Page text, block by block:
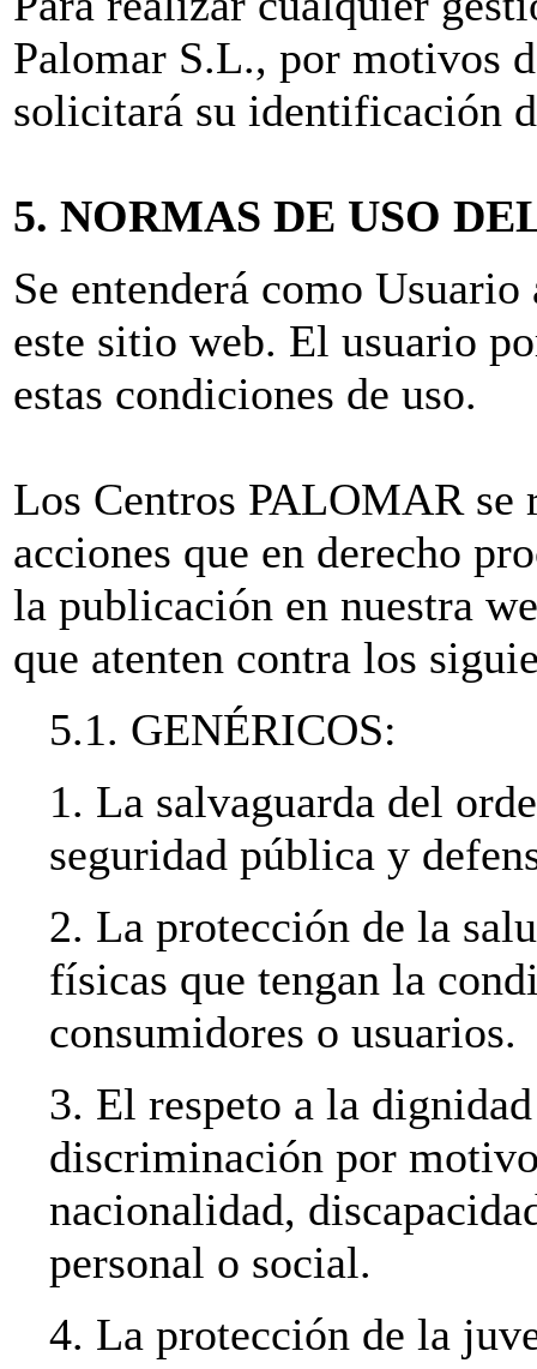
Palomar S.L., por motivos
solicitará su identificación
5. NORMAS DE USO
Se entenderá como
este sitio web. El usuario
estas condiciones de uso.
Los Centros PALOMAR se
acciones que en derecho
la publicación en nuestra
que atenten contra los
5.1. GENÉRICOS:
1. La salvaguarda del
seguridad pública y
2. La protección de la
físicas que tengan la
consumidores o usuarios.
3. El respeto a la
discriminación por
nacionalidad,
personal o social.
4. La protección de la